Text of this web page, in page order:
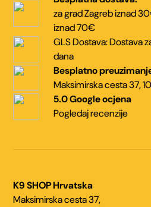
za grad Zagreb iznad
iznad 70€
GLS Dostava:Dostava
dana
Besplatno
Maksimirska cesta 37,
5.0 Google ocjena
Pogledaj recenzije
K9 SHOP Hrvatska
Maksimirska cesta 37,